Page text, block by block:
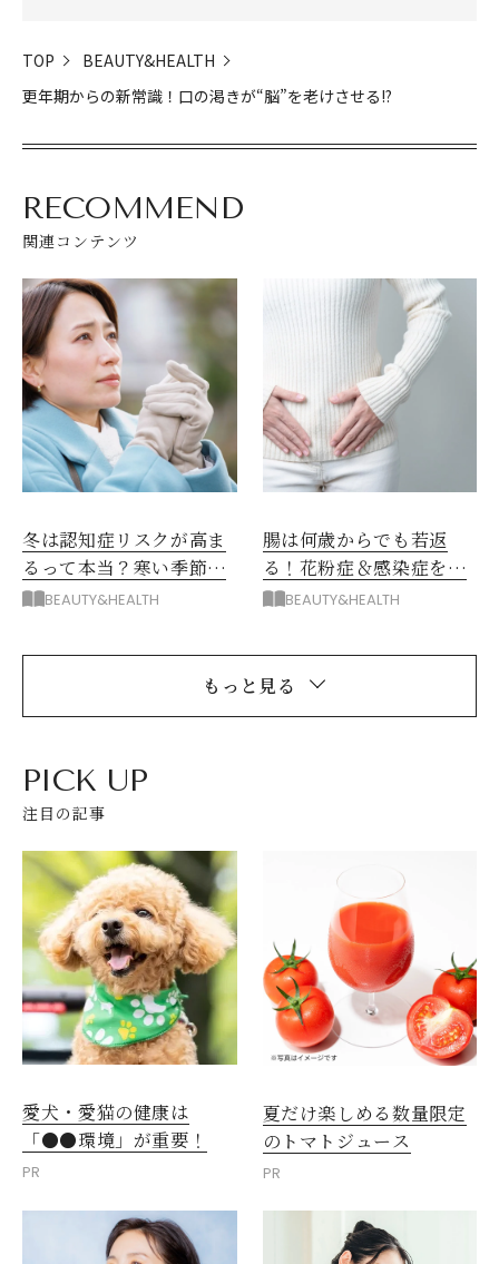
TOP
BEAUTY&HEALTH
更年期からの新常識！口の渇きが“脳”を老けさせる!?
RECOMMEND
関連コンテンツ
冬は認知症リスクが高ま
るって本当？寒い季節に
意識したい脳のセルフケ
BEAUTY&HEALTH
腸は何歳からでも若返
る！花粉症＆感染症を遠
ざける快腸生活
BEAUTY&HEALTH
もっと見る
PICK UP
注目の記事
愛犬・愛猫の健康は
「●●環境」が重要！
PR
夏だけ楽しめる数量限定
のトマトジュース
PR